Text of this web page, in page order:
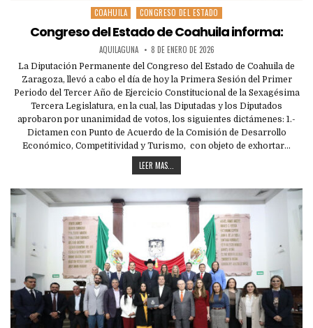
Posted
in
COAHUILA CONGRESO DEL ESTADO
Congreso del Estado de Coahuila informa:
AQUILAGUNA 8 DE ENERO DE 2026
La Diputación Permanente del Congreso del Estado de Coahuila de
Zaragoza, llevó a cabo el día de hoy la Primera Sesión del Primer
Periodo del Tercer Año de Ejercicio Constitucional de la Sexagésima
Tercera Legislatura, en la cual, las Diputadas y los Diputados
aprobaron por unanimidad de votos, los siguientes dictámenes: 1.-
Dictamen con Punto de Acuerdo de la Comisión de Desarrollo
Económico, Competitividad y Turismo, con objeto de exhortar…
LEER MAS...